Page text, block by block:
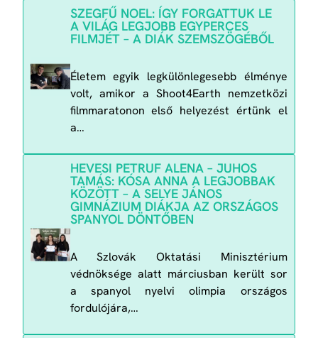
SZEGFŰ NOEL: ÍGY FORGATTUK LE
A VILÁG LEGJOBB EGYPERCES
FILMJÉT – A DIÁK SZEMSZÖGÉBŐL
Életem egyik legkülönlegesebb élménye
volt, amikor a Shoot4Earth nemzetközi
filmmaratonon első helyezést értünk el
a…
HEVESI PETRUF ALENA – JUHOS
TAMÁS: KÓSA ANNA A LEGJOBBAK
KÖZÖTT – A SELYE JÁNOS
GIMNÁZIUM DIÁKJA AZ ORSZÁGOS
SPANYOL DÖNTŐBEN
A Szlovák Oktatási Minisztérium
védnöksége alatt márciusban került sor
a spanyol nyelvi olimpia országos
fordulójára,…